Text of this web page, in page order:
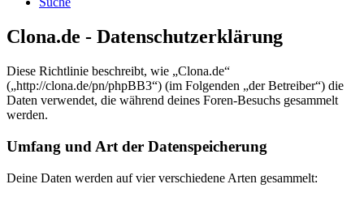
Clona.de - Datenschutzerklärung
Diese Richtlinie beschreibt, wie „Clona.de“
(„http://clona.de/pn/phpBB3“) (im Folgenden „der Betreiber“) die
Daten verwendet, die während deines Foren-Besuchs gesammelt
werden.
Umfang und Art der Datenspeicherung
Deine Daten werden auf vier verschiedene Arten gesammelt: